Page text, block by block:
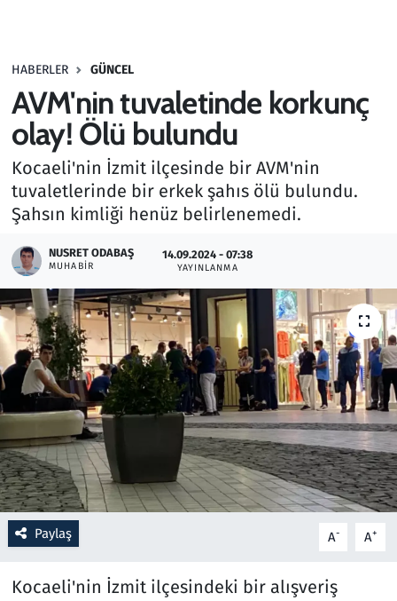
HABERLER GÜNCEL
AVM'nin tuvaletinde korkunç
olay! Ölü bulundu
Kocaeli'nin İzmit ilçesinde bir AVM'nin
tuvaletlerinde bir erkek şahıs ölü bulundu.
Şahsın kimliği henüz belirlenemedi.
NUSRET ODABAŞ
MUHABIR
14.09.2024 - 07:38
YAYINLANMA
Paylaş A- A+
Kocaeli'nin İzmit ilçesindeki bir alışveriş
Haber
Kültür Sanat
Kurumsal Haberler
Lezzet Durağı
Memur ve Kamu
Otomobil
Oyun
Ramazan
Resmi İlanlar
Rüya Tabirleri
Sağlık
Savunma Sanayi